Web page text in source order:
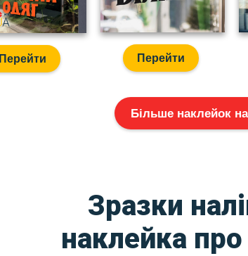
Перейти Перейти
Більше наклейок
Зразки
наклейка